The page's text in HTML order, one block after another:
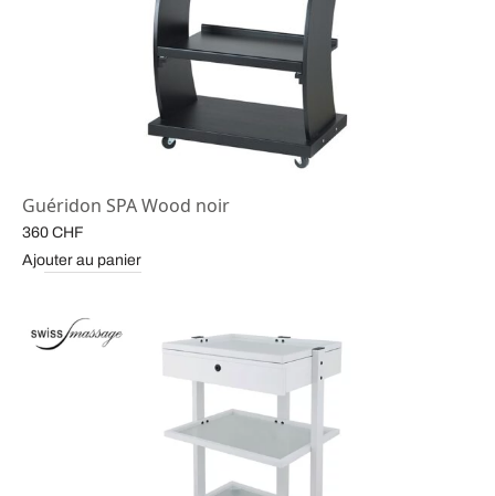
Guéridon SPA Wood noir
360 CHF
Ajouter au panier